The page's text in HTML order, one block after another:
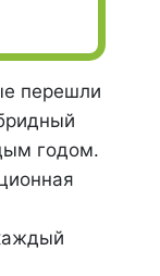
перешли
годом.